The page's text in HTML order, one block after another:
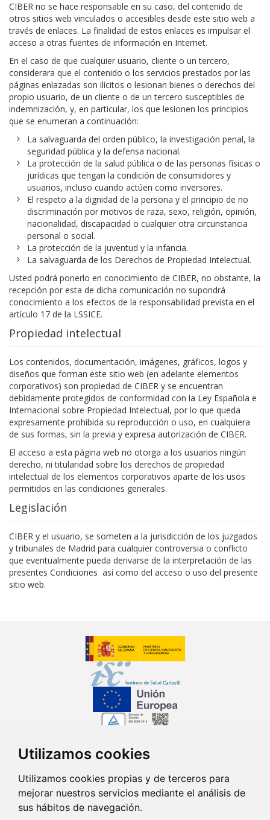
Utilizamos cookies
Utilizamos cookies propias y de terceros para
mejorar nuestros servicios mediante el análisis de
sus hábitos de navegación.
CIBER no se hace responsable en su caso, del contenido de
otros sitios web vinculados o accesibles desde este sitio web a
través de enlaces. La finalidad de estos enlaces es impulsar el
acceso a otras fuentes de información en Internet.
En el caso de que cualquier usuario, cliente o un tercero,
considerara que el contenido o los servicios prestados por las
páginas enlazadas son ilícitos o lesionan bienes o derechos del
propio usuario, de un cliente o de un tercero susceptibles de
indemnización, y, en particular, los que lesionen los principios
que se enumeran a continuación:
La salvaguarda del orden público, la investigación penal, la
seguridad pública y la defensa nacional.
La protección de la salud pública o de las personas físicas o
jurídicas que tengan la condición de consumidores y
usuarios, incluso cuando actúen como inversores.
El respeto a la dignidad de la persona y el principio de no
discriminación por motivos de raza, sexo, religión, opinión,
nacionalidad, discapacidad o cualquier otra circunstancia
personal o social.
La protección de la juventud y la infancia.
La salvaguarda de los Derechos de Propiedad Intelectual.
Usted podrá ponerlo en conocimiento de CIBER, no obstante, la
recepción por esta de dicha comunicación no supondrá
conocimiento a los efectos de la responsabilidad prevista en el
artículo 17 de la LSSICE.
Propiedad intelectual
Los contenidos, documentación, imágenes, gráficos, logos y
diseños que forman este sitio web (en adelante elementos
corporativos) son propiedad de CIBER y se encuentran
debidamente protegidos de conformidad con la Ley Española e
Internacional sobre Propiedad Intelectual, por lo que queda
expresamente prohibida su reproducción o uso, en cualquiera
de sus formas, sin la previa y expresa autorización de CIBER.
El acceso a esta página web no otorga a los usuarios ningún
derecho, ni titularidad sobre los derechos de propiedad
intelectual de los elementos corporativos aparte de los usos
permitidos en las condiciones generales.
Legislación
CIBER y el usuario, se someten a la jurisdicción de los juzgados
y tribunales de Madrid para cualquier controversia o conflicto
que eventualmente pueda derivarse de la interpretación de las
presentes Condiciones así como del acceso o uso del presente
sitio web.
Síguenos en...
Contacto